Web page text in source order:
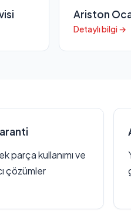
Ariston
Detaylı bilgi →
parça kullanımı ve
çözümler